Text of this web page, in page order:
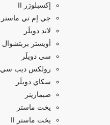
إكسبلورَر II
جي إم تي ماستر II
لاند دويلَر
أويستر بربتشوال
سي دويلَر
رولكس ديب سي
سكاي دويلَر
صبمارينر
يخت ماستر
يخت ماستر II